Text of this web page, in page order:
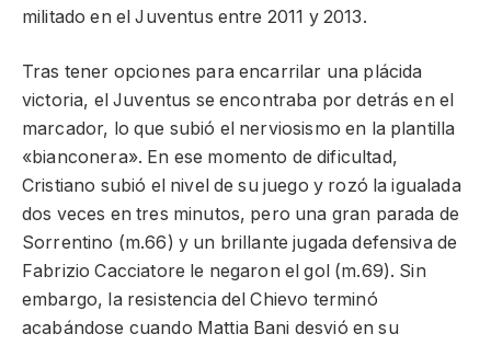
militado en el Juventus entre 2011 y 2013.
Tras tener opciones para encarrilar una plácida
victoria, el Juventus se encontraba por detrás en el
marcador, lo que subió el nerviosismo en la plantilla
«bianconera». En ese momento de dificultad,
Cristiano subió el nivel de su juego y rozó la igualada
dos veces en tres minutos, pero una gran parada de
Sorrentino (m.66) y un brillante jugada defensiva de
Fabrizio Cacciatore le negaron el gol (m.69). Sin
embargo, la resistencia del Chievo terminó
acabándose cuando Mattia Bani desvió en su